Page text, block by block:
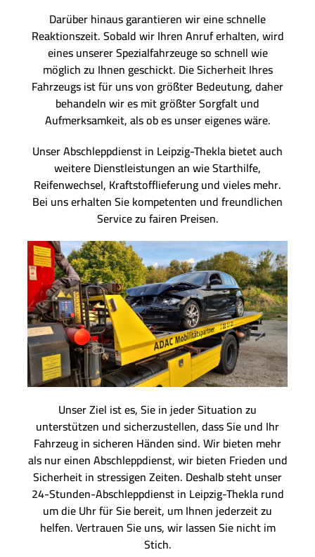
Darüber hinaus garantieren wir eine schnelle
Reaktionszeit. Sobald wir Ihren Anruf erhalten, wird
eines unserer Spezialfahrzeuge so schnell wie
möglich zu Ihnen geschickt. Die Sicherheit Ihres
Fahrzeugs ist für uns von größter Bedeutung, daher
behandeln wir es mit größter Sorgfalt und
Aufmerksamkeit, als ob es unser eigenes wäre.
Unser Abschleppdienst in Leipzig-Thekla bietet auch
weitere Dienstleistungen an wie Starthilfe,
Reifenwechsel, Kraftstofflieferung und vieles mehr.
Bei uns erhalten Sie kompetenten und freundlichen
Service zu fairen Preisen.
Unser Ziel ist es, Sie in jeder Situation zu
unterstützen und sicherzustellen, dass Sie und Ihr
Fahrzeug in sicheren Händen sind. Wir bieten mehr
als nur einen Abschleppdienst, wir bieten Frieden und
Sicherheit in stressigen Zeiten. Deshalb steht unser
24-Stunden-Abschleppdienst in Leipzig-Thekla rund
um die Uhr für Sie bereit, um Ihnen jederzeit zu
helfen. Vertrauen Sie uns, wir lassen Sie nicht im
Stich.